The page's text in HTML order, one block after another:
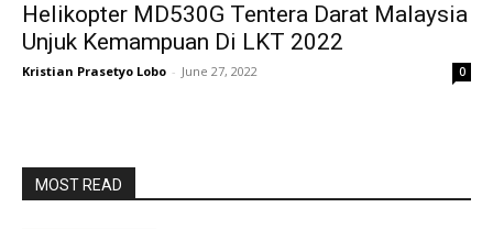
Helikopter MD530G Tentera Darat Malaysia
Unjuk Kemampuan Di LKT 2022
Kristian Prasetyo Lobo - June 27, 2022 0
MOST READ